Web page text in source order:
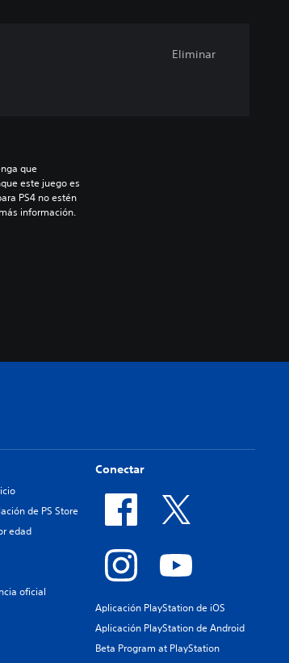
Eliminar
que
este juego es
PS4 no estén
información.
de PS Store
edad
oficial
Conectar
Aplicación PlayStation de iOS
Aplicación PlayStation de Android
Beta Program at PlayStation